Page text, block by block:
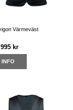
Värmeväst
kr
INFO